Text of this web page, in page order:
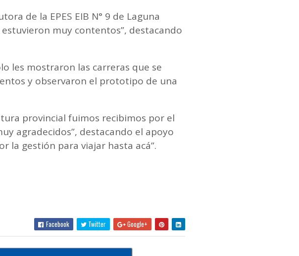
de la EPES EIB N° 9 de Laguna
muy contentos”, destacando
les mostraron las carreras que se
y observaron el prototipo de una
provincial fuimos recibimos por el
agradecidos”, destacando el apoyo
la gestión para viajar hasta acá”.
Facebook Twitter Google+